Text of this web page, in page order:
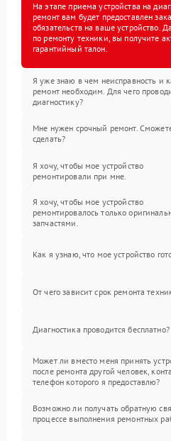
На этапе приема устройства на
ремонт вам будет предоставлен
обязательств на ваше устройство.
по ремонту техники, вы получите
гарантийный талон.
Я уже знаю в чем неисправность и
ремонт необходим. Для чего
диагностику?
Мне нужен срочный ремонт.
сделать?
Я хочу, чтобы мое устройство
ремонтировали при мне.
Я хочу, чтобы мое устройство
ремонтировалось только
запчастями.
Как я узнаю, что мое устройство
От чего зависит срок ремонта
Диагностика проводится бесплатно?
Может ли вместо меня принять
после ремонта другой человек,
телефон которого я предоставлю?
Возможно ли получать обратную
процессе выполнения ремонтных